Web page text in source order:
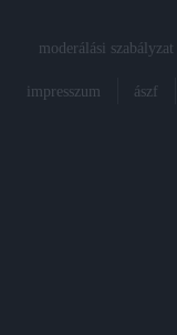
moderálási szabályzat
impresszum ászf